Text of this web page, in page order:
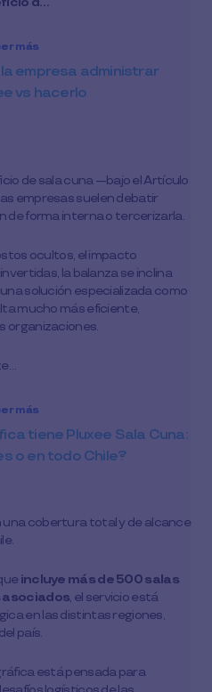
más
empresa administrar
vs hacerlo
de sala cuna —bajo el Artículo
empresas suelen debatir
de forma interna o tercerizarla.
ocultos, el impacto
la balanza se inclina
solución especializada como
mucho más eficiente,
organizaciones.
más
tiene Pluxee Sala Cuna:
o en todo Chile?
cobertura total y de alcance
incluye más de 500 salas
asociados, el servicio está
en las distintas regiones,
país.
está pensada para